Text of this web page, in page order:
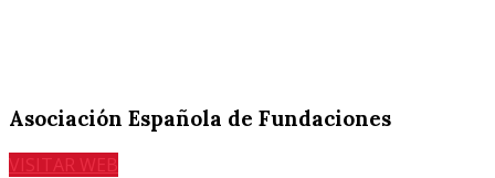
Asociación Española de Fundaciones
VISITAR WEB